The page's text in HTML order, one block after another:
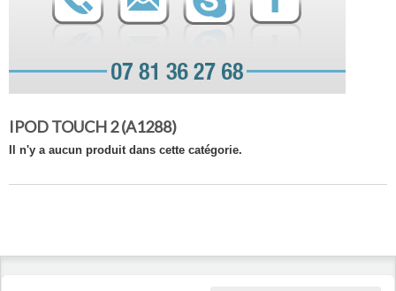
IPOD TOUCH 2 (A1288)
Il n'y a aucun produit dans cette catégorie.